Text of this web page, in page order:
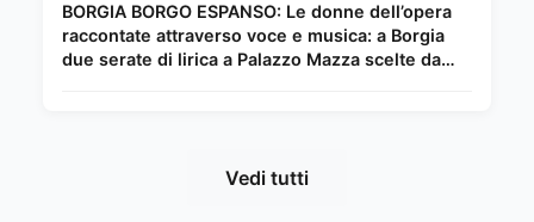
BORGIA BORGO ESPANSO: Le donne dell’opera
raccontate attraverso voce e musica: a Borgia
due serate di lirica a Palazzo Mazza scelte da
Vedi tutti